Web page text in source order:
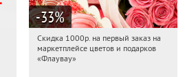
-33%
22:45:33 Получили:
Россия
Скидка 1000р. на первый заказ на
маркетплейсе цветов и подарков
«Флаувау»